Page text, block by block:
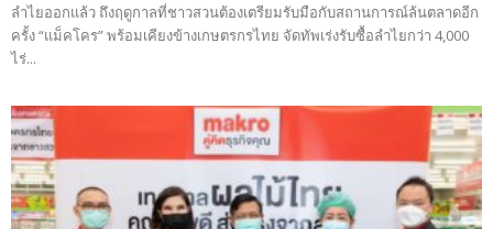
ลำไยออกแล้ว ถึงฤดูกาลที่ชาวสวนต้องเตรียมรับมือกับสถานการณ์ล้นตลาดอีก
ครั้ง “แม็คโคร” พร้อมเคียงข้างเกษตรกรไทย จัดทัพเร่งรับซื้อลำไยกว่า 4,000
ไร่...